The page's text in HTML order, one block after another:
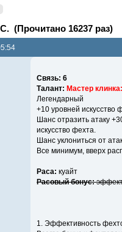
(Прочитано 16237 раз)
Связь: 6
Талант: Мастер
Легендарный
+10 уровней искусство
Шанс отразить атаку
искусство фехта.
Шанс уклониться от
Все минимум, вверх
Раса: куайт
Расовый бонус:
1. Эффективность